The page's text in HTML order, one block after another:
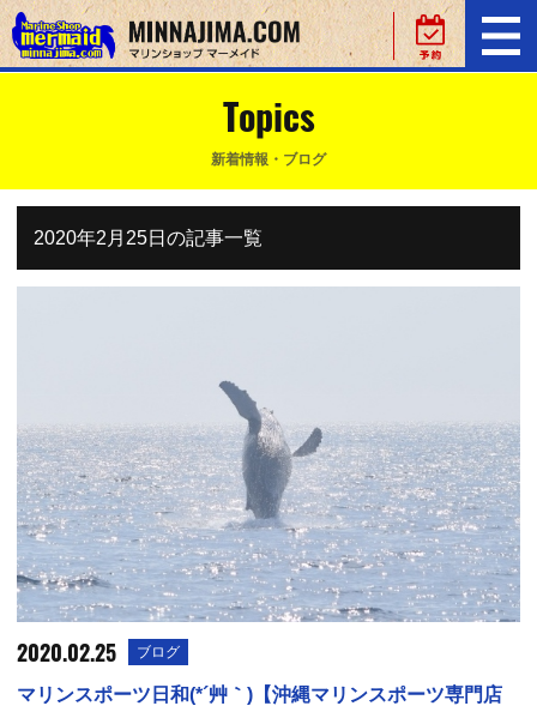
Topics
新着情報・ブログ
2020年2月25日の記事一覧
2020.02.25 ブログ
マリンスポーツ日和(*´艸｀)【沖縄マリンスポーツ専門店